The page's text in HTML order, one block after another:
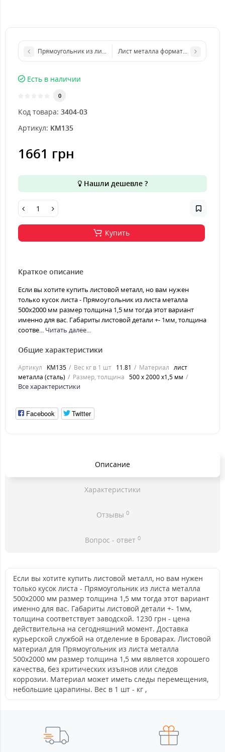
Прямоугольник из листа металла 500х1000 мм размер
Лист металла формата бумаги А3
Есть в наличии
0
Код товара: 3404-03
Артикул: KM135
1661 грн
Нашли дешевле ?
Купить
Краткое описание
Если вы хотите купить листовой металл, но вам нужен
только кусок листа - Прямоугольник из листа металла
500х2000 мм размер толщина 1,5 мм тогда этот вариант
именно для вас. Габариты листовой детали +- 1мм, толщина
соотве... Читать далее...
Общие характеристики
Артикул KM135 Вес кг в 1 шт 11.81 Материал лист
металла (сталь)
Размер, толщина 500 х 2000 х1,5 мм
Все характеристики
Facebook Twitter
Описание
Характеристики
Отзывы 0
Вопрос - ответ 0
Если вы хотите купить листовой металл, но вам нужен
только кусок листа - Прямоугольник из листа металла
500х2000 мм размер толщина 1,5 мм тогда этот вариант
именно для вас. Габариты листовой детали +- 1мм,
толщина соответствует заводской. 1230 грн - цена
действительна на сегодняшний момент. Доставка
курьерской службой на отделение в Броварах. Листовой
материал для Прямоугольник из листа металла
500х2000 мм размер толщина 1,5 мм является хорошего
качества, без критических изъянов или следов
коррозии. Материал может иметь следы перемещения,
небольшие царапины. Вес в 1 шт - кг ,